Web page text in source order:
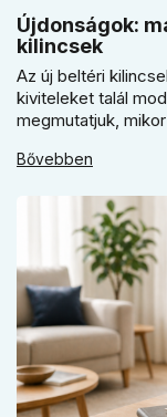
Újdonságok:
kilincsek
Az új beltéri
kiviteleket talál
megmutatjuk,
döntsön a kerek
Bővebben